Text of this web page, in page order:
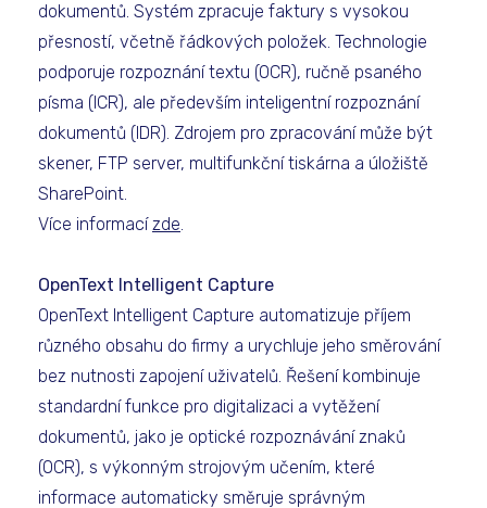
dokumentů. Systém zpracuje faktury s vysokou
přesností, včetně řádkových položek. Technologie
podporuje rozpoznání textu (OCR), ručně psaného
písma (ICR), ale především inteligentní rozpoznání
dokumentů (IDR). Zdrojem pro zpracování může být
skener, FTP server, multifunkční tiskárna a úložiště
SharePoint.
Více informacízde.
OpenText Intelligent Capture
OpenText Intelligent Capture automatizuje příjem
různého obsahu do firmy a urychluje jeho směrování
bez nutnosti zapojení uživatelů. Řešení kombinuje
standardní funkce pro digitalizaci a vytěžení
dokumentů, jako je optické rozpoznávání znaků
(OCR), s výkonným strojovým učením, které
informace automaticky směruje správným